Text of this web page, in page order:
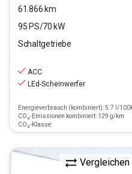
61.866 km
95 PS/70 kW
Schaltgetriebe
ACC
LEd-Scheinwerfer
Energieverbrauch (kombiniert): 5.7 l/
CO₂-Emissionen kombiniert: 129 g/km
CO₂-Klasse:
Vergleichen